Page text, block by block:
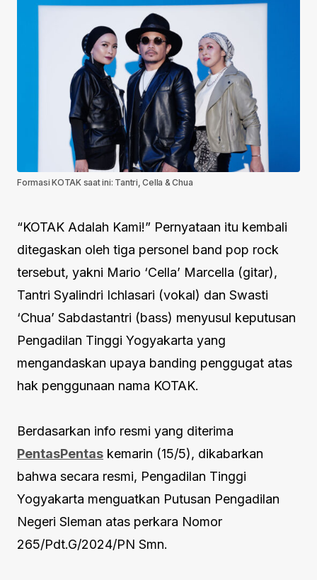
Formasi KOTAK saat ini: Tantri, Cella & Chua
“KOTAK Adalah Kami!” Pernyataan itu kembali
ditegaskan oleh tiga personel band pop rock
tersebut, yakni Mario ‘Cella’ Marcella (gitar),
Tantri Syalindri Ichlasari (vokal) dan Swasti
‘Chua’ Sabdastantri (bass) menyusul keputusan
Pengadilan Tinggi Yogyakarta yang
mengandaskan upaya banding penggugat atas
hak penggunaan nama KOTAK.
Berdasarkan info resmi yang diterima
PentasPentas kemarin (15/5), dikabarkan
bahwa secara resmi, Pengadilan Tinggi
Yogyakarta menguatkan Putusan Pengadilan
Negeri Sleman atas perkara Nomor
265/Pdt.G/2024/PN Smn.